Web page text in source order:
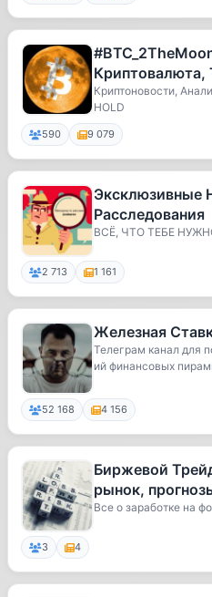
Криптовалюта,
Криптоновости,
HOLD
590 9 079
Эксклюзивные
Расследования
ВСЁ, ЧТО ТЕБЕ
2 713 1 161
Железная
Телеграм канал для
ий финансовых
52 168 4 156
Биржевой
рынок,
инвестиции, IPO
Все о заработке на
3 4